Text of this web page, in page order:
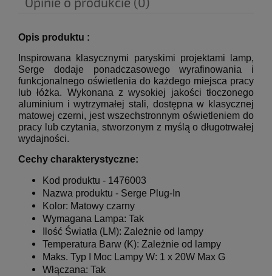
Opis produktu :
Inspirowana klasycznymi paryskimi projektami lamp,
Serge dodaje ponadczasowego wyrafinowania i
funkcjonalnego oświetlenia do każdego miejsca pracy
lub łóżka. Wykonana z wysokiej jakości tłoczonego
aluminium i wytrzymałej stali, dostępna w klasycznej
matowej czerni, jest wszechstronnym oświetleniem do
pracy lub czytania, stworzonym z myślą o długotrwałej
wydajności.
Cechy charakterystyczne:
Kod produktu - 1476003
Nazwa produktu - Serge Plug-In
Kolor: Matowy czarny
Wymagana Lampa: Tak
Ilość Światła (LM): Zależnie od lampy
Temperatura Barw (K): Zależnie od lampy
Maks. Typ I Moc Lampy W: 1 x 20W Max G
Włączana: Tak